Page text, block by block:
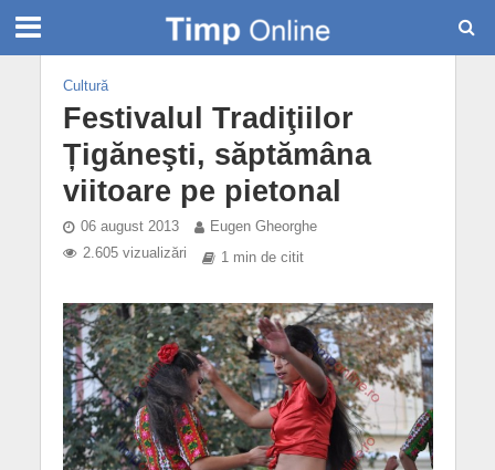
Cultură
Festivalul Tradiţiilor
Țigăneşti, săptămâna
viitoare pe pietonal
06 august 2013
Eugen Gheorghe
2.605 vizualizări
1 min de citit